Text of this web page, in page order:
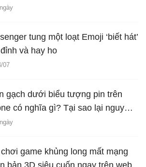
mới Hữu Ích
tung một loạt Emoji ‘biết hát’
và hay ho
07
gạch dưới biểu tượng pin trên
có nghĩa gì? Tại sao lại nguy
game khủng long mất mạng